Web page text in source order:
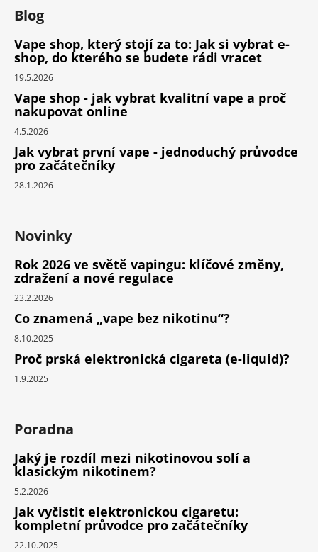
Blog
Vape shop, který stojí za to: Jak si vybrat e-
shop, do kterého se budete rádi vracet
19.5.2026
Vape shop - jak vybrat kvalitní vape a proč
nakupovat online
4.5.2026
Jak vybrat první vape - jednoduchý průvodce
pro začátečníky
28.1.2026
Novinky
Rok 2026 ve světě vapingu: klíčové změny,
zdražení a nové regulace
23.2.2026
Co znamená „vape bez nikotinu“?
8.10.2025
Proč prská elektronická cigareta (e-liquid)?
1.9.2025
Poradna
Jaký je rozdíl mezi nikotinovou solí a
klasickým nikotinem?
5.2.2026
Jak vyčistit elektronickou cigaretu:
kompletní průvodce pro začátečníky
22.10.2025